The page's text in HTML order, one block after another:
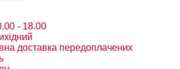
- 18.00
доставка передоплачених